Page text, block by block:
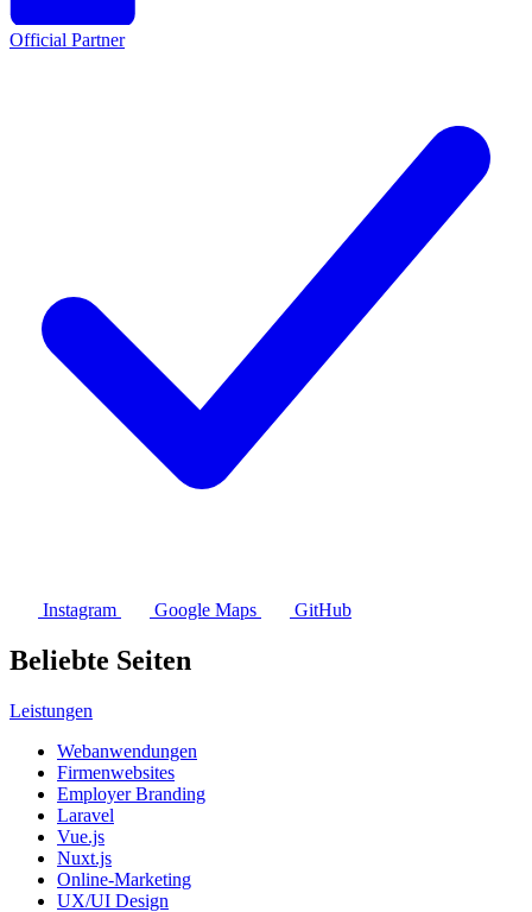
Official Partner
Instagram Google Maps GitHub
Beliebte Seiten
Leistungen
Webanwendungen
Firmenwebsites
Employer Branding
Laravel
Vue.js
Nuxt.js
Online-Marketing
UX/UI Design